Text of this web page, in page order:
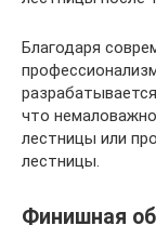
Благодаря
что
лестницы или
лестницы.
Финишная